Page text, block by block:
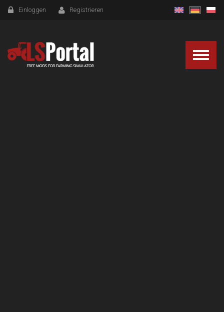
Einloggen Registrieren